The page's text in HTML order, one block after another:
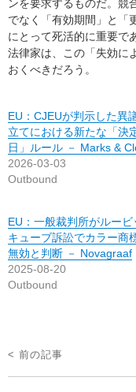
ンを要求するものだ。競
でなく「有効期間」と「
にとって死活的に重要で
法律家は、この「失効に
おくべきだろう。
EU：CJEUが判示した異
立てにおける新たな「決
日」ルール － Marks &
2026-03-03
Outbound
EU：一般裁判所がルービ
キューブ訴訟でカラー商
無効と判断 － Novagraaf
2025-08-20
Outbound
投
稿
< 前の記事